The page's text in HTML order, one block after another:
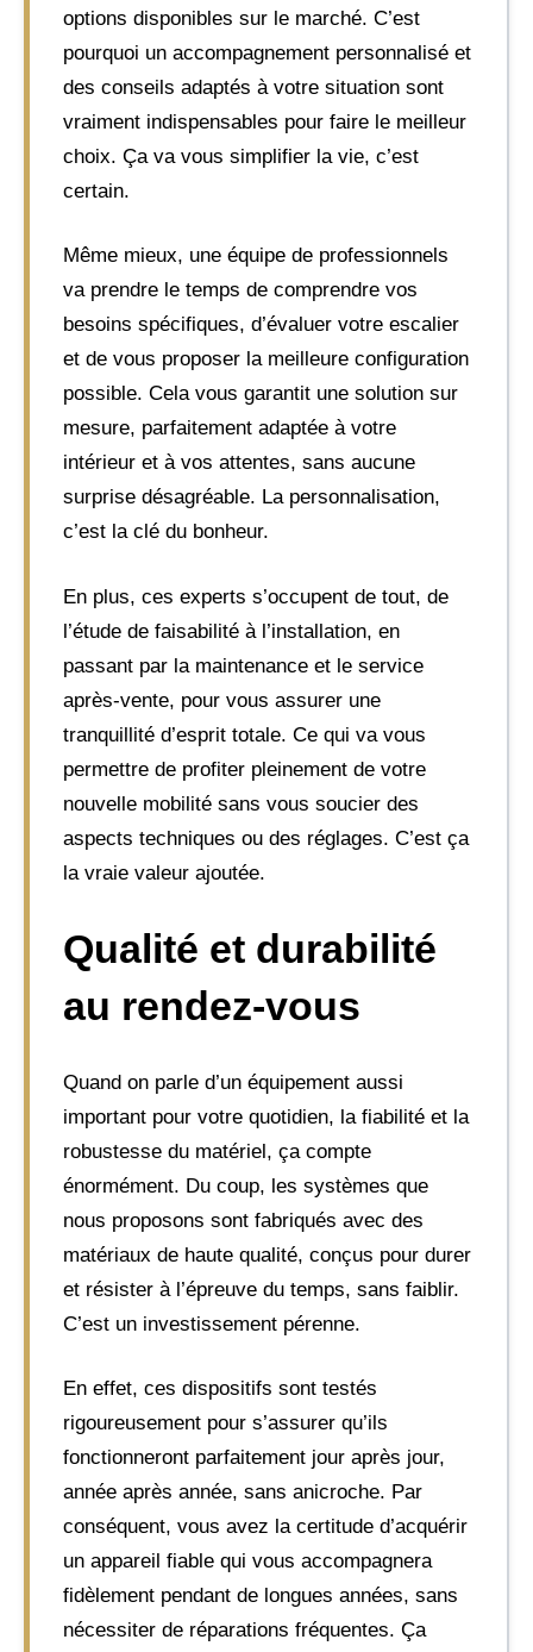
options disponibles sur le marché. C’est
pourquoi un accompagnement personnalisé et
des conseils adaptés à votre situation sont
vraiment indispensables pour faire le meilleur
choix. Ça va vous simplifier la vie, c’est
certain.
Même mieux, une équipe de professionnels
va prendre le temps de comprendre vos
besoins spécifiques, d’évaluer votre escalier
et de vous proposer la meilleure configuration
possible. Cela vous garantit une solution sur
mesure, parfaitement adaptée à votre
intérieur et à vos attentes, sans aucune
surprise désagréable. La personnalisation,
c’est la clé du bonheur.
En plus, ces experts s’occupent de tout, de
l’étude de faisabilité à l’installation, en
passant par la maintenance et le service
après-vente, pour vous assurer une
tranquillité d’esprit totale. Ce qui va vous
permettre de profiter pleinement de votre
nouvelle mobilité sans vous soucier des
aspects techniques ou des réglages. C’est ça
la vraie valeur ajoutée.
Qualité et durabilité
au rendez-vous
Quand on parle d’un équipement aussi
important pour votre quotidien, la fiabilité et la
robustesse du matériel, ça compte
énormément. Du coup, les systèmes que
nous proposons sont fabriqués avec des
matériaux de haute qualité, conçus pour durer
et résister à l’épreuve du temps, sans faiblir.
C’est un investissement pérenne.
En effet, ces dispositifs sont testés
rigoureusement pour s’assurer qu’ils
fonctionneront parfaitement jour après jour,
année après année, sans anicroche. Par
conséquent, vous avez la certitude d’acquérir
un appareil fiable qui vous accompagnera
fidèlement pendant de longues années, sans
nécessiter de réparations fréquentes. Ça